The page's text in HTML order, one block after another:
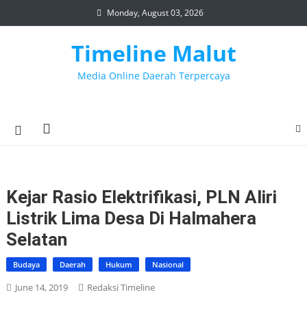
to
Monday, August 03, 2026
Timeline Malut
Media Online Daerah Terpercaya
Kejar Rasio Elektrifikasi, PLN Aliri
Listrik Lima Desa Di Halmahera
Selatan
Budaya Daerah Hukum Nasional
June 14, 2019 Redaksi Timeline